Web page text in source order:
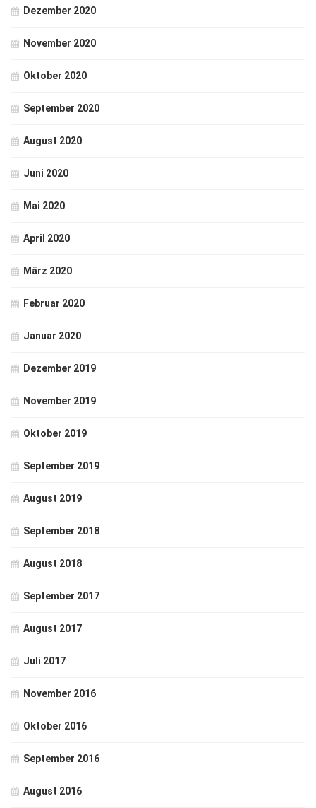
Dezember 2020
November 2020
Oktober 2020
September 2020
August 2020
Juni 2020
Mai 2020
April 2020
März 2020
Februar 2020
Januar 2020
Dezember 2019
November 2019
Oktober 2019
September 2019
August 2019
September 2018
August 2018
September 2017
August 2017
Juli 2017
November 2016
Oktober 2016
September 2016
August 2016